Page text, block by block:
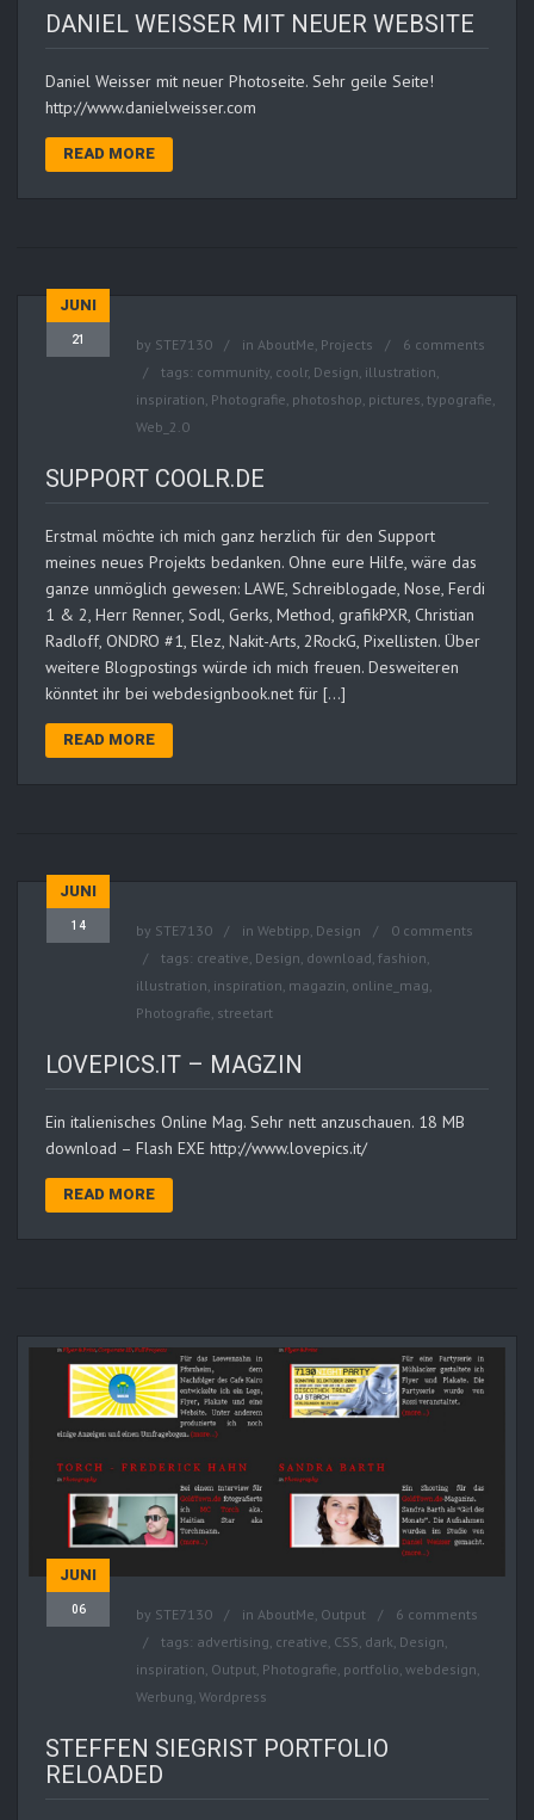
DANIEL WEISSER MIT NEUER WEBSITE
Daniel Weisser mit neuer Photoseite. Sehr geile Seite!
http://www.danielweisser.com
READ MORE
JUNI
21 by STE7130 in AboutMe Projects
6 comments
tags: community coolr, Design illustration
inspiration Photografie photoshop pictures typografie
Web_2.0
SUPPORT COOLR.DE
Erstmal möchte ich mich ganz herzlich für den Support
meines neues Projekts bedanken. Ohne eure Hilfe, wäre das
ganze unmöglich gewesen: LAWE, Schreiblogade, Nose, Ferdi
1 & 2, Herr Renner, Sodl, Gerks, Method, grafikPXR, Christian
Radloff, ONDRO #1, Elez, Nakit-Arts, 2RockG, Pixellisten. Über
weitere Blogpostings würde ich mich freuen. Desweiteren
könntet ihr bei webdesignbook.net für […]
READ MORE
JUNI
14 by STE7130 in Webtipp, Design
0 comments
tags: creative Design download fashion
illustration inspiration magazin online_mag
Photografie streetart
LOVEPICS.IT – MAGZIN
Ein italienisches Online Mag. Sehr nett anzuschauen. 18 MB
download – Flash EXE http://www.lovepics.it/
READ MORE
JUNI
06 by STE7130 in AboutMe, Output
6 comments
tags: advertising, creative, CSS, dark, Design,
inspiration, Output, Photografie, portfolio, webdesign,
Werbung, Wordpress
STEFFEN SIEGRIST PORTFOLIO
RELOADED